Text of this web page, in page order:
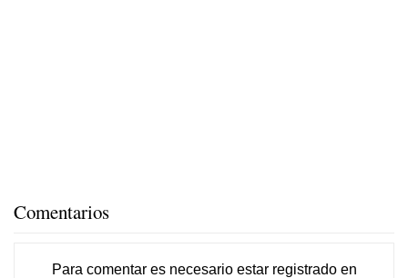
Comentarios
Para comentar es necesario estar registradoen